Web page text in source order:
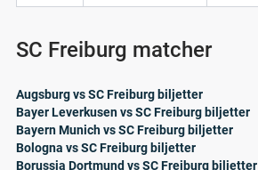
SC Freiburg matcher
Augsburg vs SC Freiburg biljetter
Bayer Leverkusen vs SC Freiburg biljetter
Bayern Munich vs SC Freiburg biljetter
Bologna vs SC Freiburg biljetter
Borussia Dortmund vs SC Freiburg biljetter